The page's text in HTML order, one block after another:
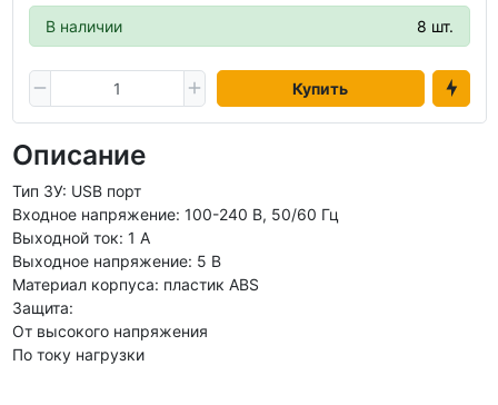
В наличии 8 шт.
Купить
Описание
Тип ЗУ: USB порт
Входное напряжение: 100-240 В, 50/60 Гц
Выходной ток: 1 А
Выходное напряжение: 5 В
Материал корпуса: пластик ABS
Защита:
От высокого напряжения
По току нагрузки